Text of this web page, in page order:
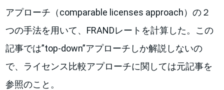
アプローチ（comparable licenses approach）の２
つの手法を用いて、FRANDレートを計算した。この
記事では”top-down”アプローチしか解説しないの
で、ライセンス比較アプローチに関しては元記事を
参照のこと。